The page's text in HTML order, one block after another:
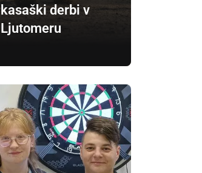
kasaški derbi v
Ljutomeru